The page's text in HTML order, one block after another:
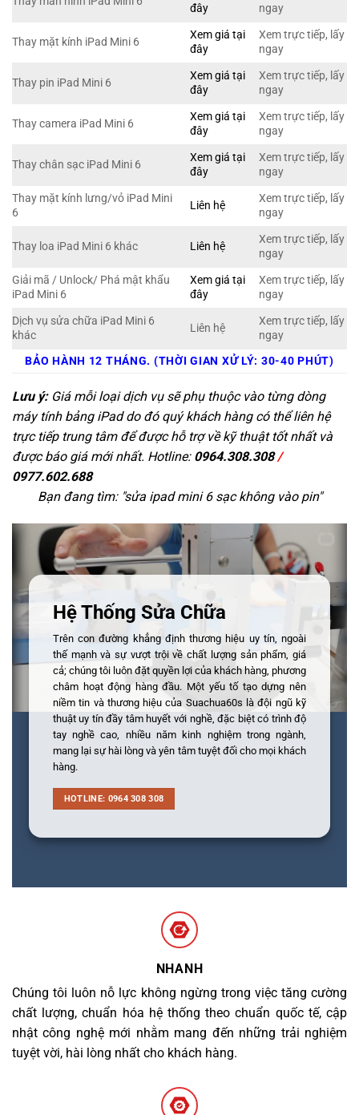
đây
ngay
Thay mặt kính iPad Mini 6
Xem giá tại
đây
Xem trực tiếp, lấy
ngay
Thay pin iPad Mini 6
Xem giá tại
đây
Xem trực tiếp, lấy
ngay
Thay camera iPad Mini 6
Xem giá tại
đây
Xem trực tiếp, lấy
ngay
Thay chân sạc iPad Mini 6
Xem giá tại
đây
Xem trực tiếp, lấy
ngay
Thay mặt kính lưng/vỏ iPad Mini
6
Liên hệ
Xem trực tiếp, lấy
ngay
Thay loa iPad Mini 6 khác Liên hệ
Xem trực tiếp, lấy
ngay
Giải mã / Unlock/ Phá mật khẩu
iPad Mini 6
Xem giá tại
đây
Xem trực tiếp, lấy
ngay
Dịch vụ sửa chữa iPad Mini 6
khác
Liên hệ
Xem trực tiếp, lấy
ngay
BẢO HÀNH 12 THÁNG. (THỜI GIAN XỬ LÝ: 30-40 PHÚT)
Lưu ý:Giá mỗi loại dịch vụ sẽ phụ thuộc vào từng dòng
máy tính bảng iPad do đó quý khách hàng có thể liên hệ
trực tiếp trung tâm để được hỗ trợ về kỹ thuật tốt nhất và
được báo giá mới nhất. Hotline: 0964.308.308/
0977.602.688
Bạn đang tìm: "sửa ipad mini 6 sạc không vào pin"
Hệ Thống Sửa Chữa
Trên con đường khẳng định thương hiệu uy tín, ngoài
thế mạnh và sự vượt trội về chất lượng sản phẩm, giá
cả; chúng tôi luôn đặt quyền lợi của khách hàng, phương
châm hoạt động hàng đầu. Một yếu tố tạo dựng nên
niềm tin và thương hiệu của Suachua60s là đội ngũ kỹ
thuật uy tín đầy tâm huyết với nghề, đặc biệt có trình độ
tay nghề cao, nhiều năm kinh nghiệm trong ngành,
mang lại sự hài lòng và yên tâm tuyệt đối cho mọi khách
hàng.
HOTLINE: 0964 308 308
NHANH
Chúng tôi luôn nỗ lực không ngừng trong việc tăng cường
chất lượng, chuẩn hóa hệ thống theo chuẩn quốc tế, cập
nhật công nghệ mới nhằm mang đến những trải nghiệm
tuyệt vời, hài lòng nhất cho khách hàng.